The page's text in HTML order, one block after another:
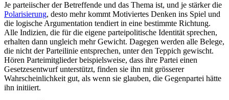
Je parteiischer der Betreffende und das Thema ist, und je stärker die
Polarisierung, desto mehr kommt Motiviertes Denken ins Spiel und
die logische Argumentation tendiert in eine bestimmte Richtung.
Alle Indizien, die für die eigene parteipolitische Identität sprechen,
erhalten dann ungleich mehr Gewicht. Dagegen werden alle Belege,
die nicht der Parteilinie entsprechen, unter den Teppich gewischt.
Hören Parteimitglieder beispielsweise, dass ihre Partei einen
Gesetzesentwurf unterstützt, finden sie ihn mit grösserer
Wahrscheinlichkeit gut, als wenn sie glauben, die Gegenpartei hätte
ihn initiiert.